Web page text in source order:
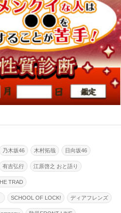
乃木坂46 木村拓哉 日向坂46
有吉弘行 江原啓之 おと語り
TRAD
SCHOOL OF LOCK! ディアフレンズ